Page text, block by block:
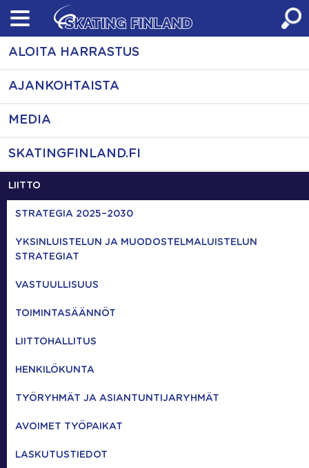
Skip
content
ALOITA HARRASTUS
AJANKOHTAISTA
MEDIA
SKATINGFINLAND.FI
LIITTO
STRATEGIA 2025–2030
YKSINLUISTELUN JA MUODOSTELMALUISTELUN
STRATEGIAT
VASTUULLISUUS
TOIMINTASÄÄNNÖT
LIITTOHALLITUS
HENKILÖKUNTA
TYÖRYHMÄT JA ASIANTUNTIJARYHMÄT
AVOIMET TYÖPAIKAT
LASKUTUSTIEDOT